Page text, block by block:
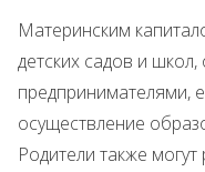
Материнским
детских садов и
предпринимателями,
осуществление
Родители также